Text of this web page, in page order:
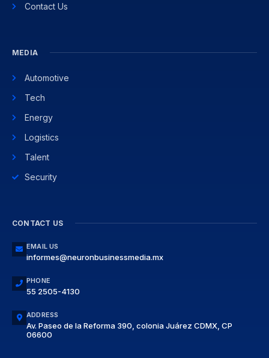
Contact Us
MEDIA
Automotive
Tech
Energy
Logistics
Talent
Security
CONTACT US
EMAIL US
informes@neuronbusinessmedia.mx
PHONE
55 2505-4130
ADDRESS
Av. Paseo de la Reforma 390, colonia Juárez CDMX, CP
06600